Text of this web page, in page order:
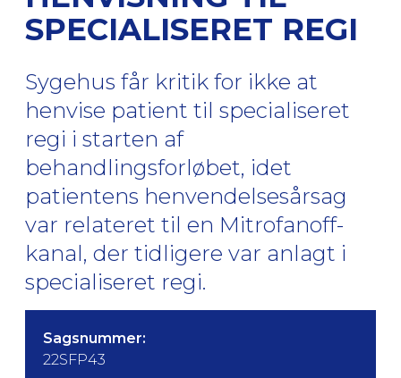
SPECIALISERET REGI
Sygehus får kritik for ikke at
henvise patient til specialiseret
regi i starten af
behandlingsforløbet, idet
patientens henvendelsesårsag
var relateret til en Mitrofanoff-
kanal, der tidligere var anlagt i
specialiseret regi.
Sagsnummer:
22SFP43